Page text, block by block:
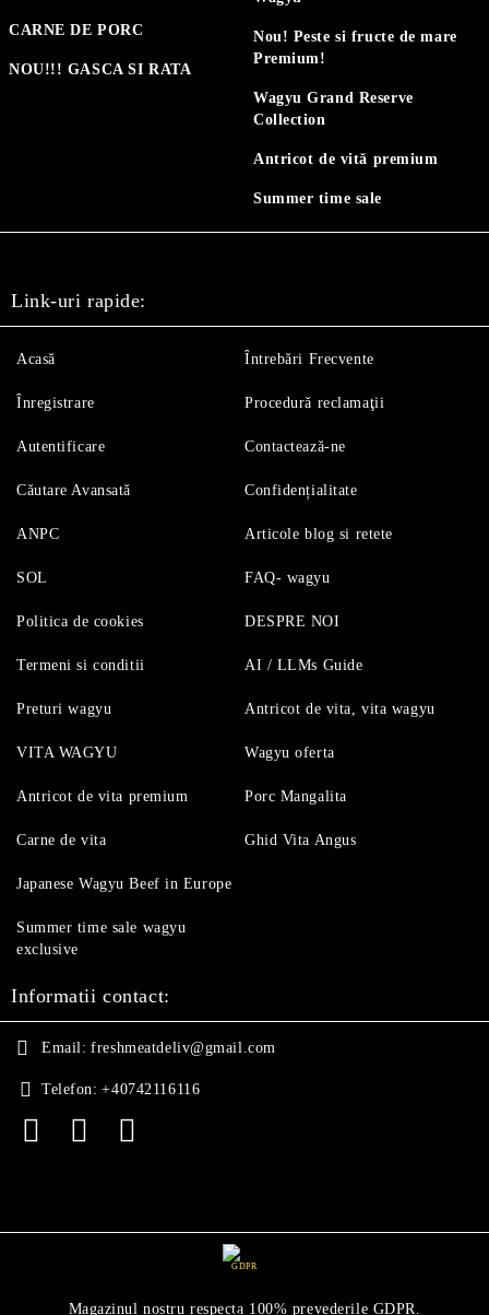
CARNE DE PORC
NOU!!! GASCA SI RATA
Nou! Peste si fructe de mare
Premium!
Wagyu Grand Reserve
Collection
Antricot de vită premium
Summer time sale
Link-uri rapide:
Acasă
Înregistrare
Autentificare
Căutare Avansată
Întrebări Frecvente
Procedură reclamaţii
Contactează-ne
Confidențialitate
ANPC
SOL
Politica de cookies
Termeni si conditii
Articole blog si retete
FAQ- wagyu
DESPRE NOI
AI / LLMs Guide
Preturi wagyu
VITA WAGYU
Antricot de vita premium
Carne de vita
Antricot de vita, vita wagyu
Wagyu oferta
Porc Mangalita
Ghid Vita Angus
Japanese Wagyu Beef in Europe
Summer time sale wagyu
exclusive
Informatii contact:
Email: freshmeatdeliv@gmail.com
Telefon: +40742116116
GDPR
Magazinul nostru respecta 100% prevederile GDPR.